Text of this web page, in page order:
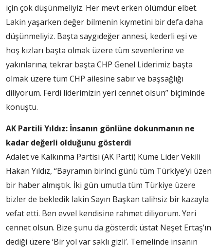
için çok düşünmeliyiz. Her mevt erken ölümdür elbet.
Lakin yaşarken değer bilmenin kıymetini bir defa daha
düşünmeliyiz. Başta saygıdeğer annesi, kederli eşi ve
hoş kızları başta olmak üzere tüm sevenlerine ve
yakınlarına; tekrar başta CHP Genel Liderimiz başta
olmak üzere tüm CHP ailesine sabır ve başsağlığı
diliyorum. Ferdi liderimizin yeri cennet olsun” biçiminde
konuştu.
AK Partili Yıldız: İnsanın gönlüne dokunmanın ne
kadar değerli olduğunu gösterdi
Adalet ve Kalkınma Partisi (AK Parti) Küme Lider Vekili
Hakan Yıldız, “Bayramın birinci günü tüm Türkiye’yi üzen
bir haber almıştık. İki gün umutla tüm Türkiye üzere
bizler de bekledik lakin Sayın Başkan talihsiz bir kazayla
vefat etti. Ben evvel kendisine rahmet diliyorum. Yeri
cennet olsun. Bize şunu da gösterdi; üstat Neşet Ertaş’ın
dediği üzere ‘Bir yol var saklı gizli’. Temelinde insanın